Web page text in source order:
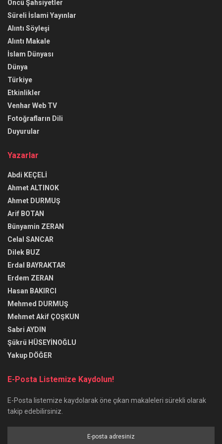
Öncü Şahsiyetler
Süreli İslami Yayınlar
Alıntı Söyleşi
Alıntı Makale
İslam Dünyası
Dünya
Türkiye
Etkinlikler
Venhar Web TV
Fotoğrafların Dili
Duyurular
Yazarlar
Abdi KEÇELİ
Ahmet ALTINOK
Ahmet DURMUŞ
Arif BOTAN
Bünyamin ZERAN
Celal SANCAR
Dilek BUZ
Erdal BAYRAKTAR
Erdem ZERAN
Hasan BAKIRCI
Mehmed DURMUŞ
Mehmet Akif ÇOŞKUN
Sabri AYDIN
Şükrü HÜSEYİNOĞLU
Yakup DÖĞER
E-Posta Listemize Kaydolun!
E-Posta listemize kaydolarak öne çıkan makaleleri sürekli olarak
takip edebilirsiniz.